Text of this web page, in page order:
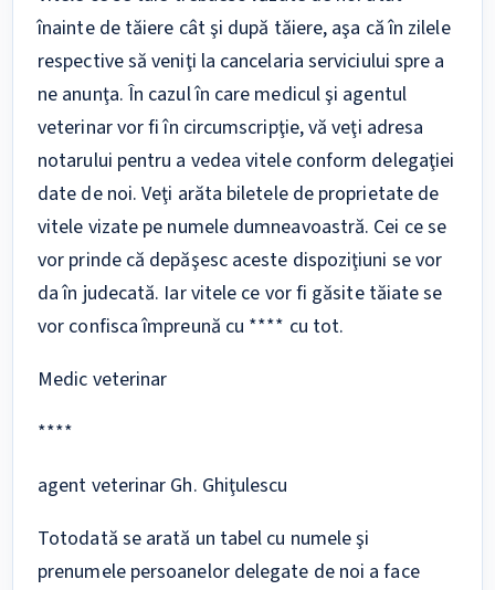
înainte de tăiere cât şi după tăiere, aşa că în zilele
respective să veniţi la cancelaria serviciului spre a
ne anunţa. În cazul în care medicul şi agentul
veterinar vor fi în circumscripţie, vă veţi adresa
notarului pentru a vedea vitele conform delegaţiei
date de noi. Veţi arăta biletele de proprietate de
vitele vizate pe numele dumneavoastră. Cei ce se
vor prinde că depăşesc aceste dispoziţiuni se vor
da în judecată. Iar vitele ce vor fi găsite tăiate se
vor confisca împreună cu **** cu tot.
Medic veterinar
****
agent veterinar Gh. Ghiţulescu
Totodată se arată un tabel cu numele şi
prenumele persoanelor delegate de noi a face